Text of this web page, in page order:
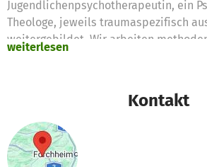
Jugendlichenpsychotherapeutin, ein
Theologe, jeweils traumaspezifisch
weitergebildet. Wir arbeiten
weiterlesen
Kontakt